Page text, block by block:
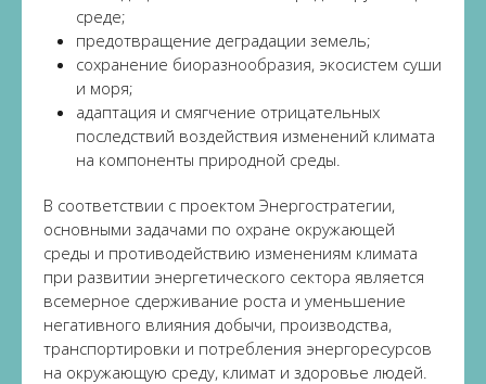
среде;
предотвращение деградации земель;
сохранение биоразнообразия, экосистем суши
и моря;
адаптация и смягчение отрицательных
последствий воздействия изменений климата
на компоненты природной среды.
В соответствии с проектом Энергостратегии,
основными задачами по охране окружающей
среды и противодействию изменениям климата
при развитии энергетического сектора является
всемерное сдерживание роста и уменьшение
негативного влияния добычи, производства,
транспортировки и потребления энергоресурсов
на окружающую среду, климат и здоровье людей.